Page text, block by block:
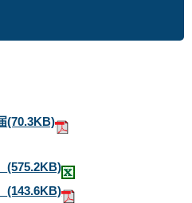
(70.3KB)
(575.2KB)
(143.6KB)